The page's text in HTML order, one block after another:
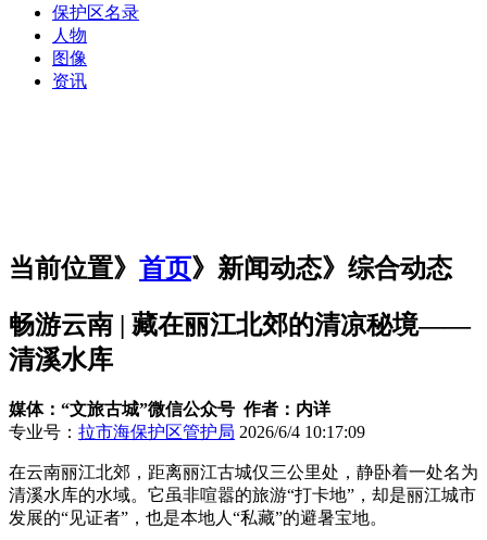
保护区名录
人物
图像
资讯
当前位置》 首页》 新闻动态》综合动态
畅游云南 | 藏在丽江北郊的清凉秘境——
清溪水库
媒体：“文旅古城”微信公众号 作者：内详
专业号： 拉市海保护区管护局 2026/6/4 10:17:09
在云南丽江北郊，距离丽江古城仅三公里处，静卧着一处名为
清溪水库的水域。它虽非喧嚣的旅游“打卡地”，却是丽江城市
发展的“见证者”，也是本地人“私藏”的避暑宝地。